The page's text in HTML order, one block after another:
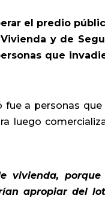
el predio
y de
que
a personas
luego
vivienda,
apropiar del